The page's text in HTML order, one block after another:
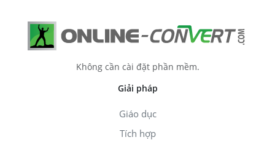
Không cần cài đặt phần mềm.
Giải pháp
Giáo dục
Tích hợp